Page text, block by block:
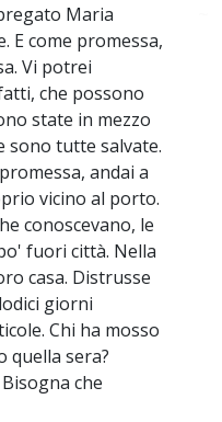
Maria
E come promessa,
Vi potrei
che possono
state in mezzo
sono tutte salvate.
andai a
vicino al porto.
conoscevano, le
fuori città. Nella
casa. Distrusse
giorni
Chi ha mosso
quella sera?
che